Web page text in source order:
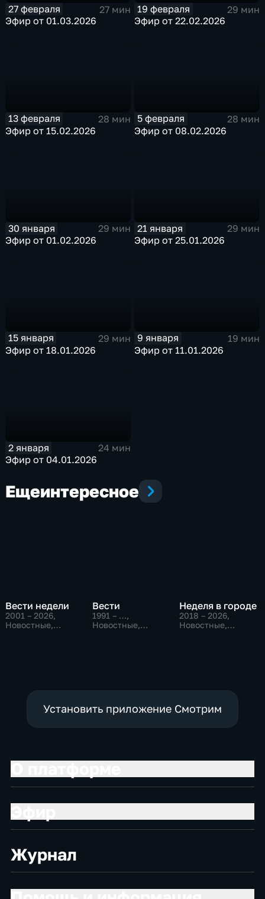
27 февраля
27 мин
Эфир от 01.03.2026
19 февраля
29 мин
Эфир от 22.02.2026
13 февраля
28 мин
Эфир от 15.02.2026
5 февраля
28 мин
Эфир от 08.02.2026
30 января
29 мин
Эфир от 01.02.2026
21 января
29 мин
Эфир от 25.01.2026
15 января
29 мин
Эфир от 18.01.2026
9 января
19 мин
Эфир от 11.01.2026
2 января
24 мин
Эфир от 04.01.2026
Ещеинтересное
Вести недели
2001 – 2026,
Новостные,
Вести
1991 – …,
Новостные,
Неделя в городе
2018 – 2026,
Новостные,
Установить приложение Смотрим
Журнал